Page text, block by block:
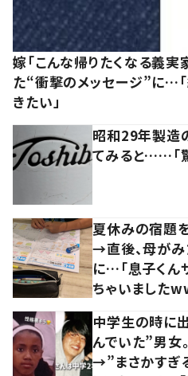
嫁「こんな帰りたくなる義実
た“衝撃のメッセージ”に…「
きたい」
昭和29年製造
てみると……「
夏休みの宿題
→直後、母がみ
に…「息子くん
ちゃいました
中学生の時に
んでいた”男女
→”まさかすぎ